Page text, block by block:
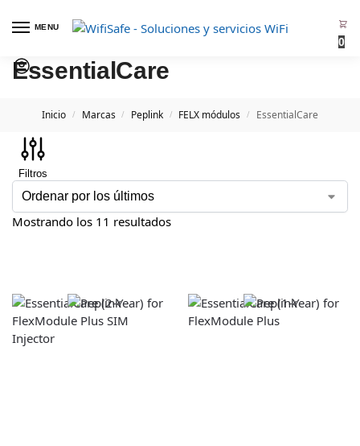
MENU
0
EssentialCare
Inicio / Marcas / Peplink / FELX módulos / EssentialCare
Filtros
Mostrando los 11 resultados